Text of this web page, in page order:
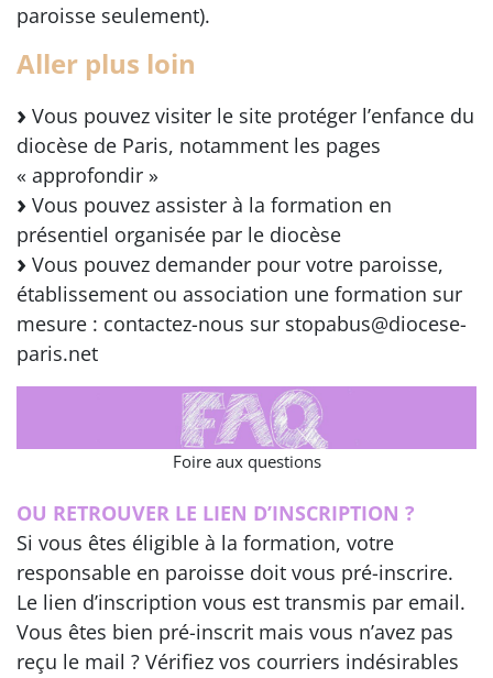
paroisse seulement).
Aller plus loin
Vous pouvez visiter le site protéger l’enfance du
diocèse de Paris, notamment les pages
« approfondir »
Vous pouvez assister à la formation en
présentiel organisée par le diocèse
Vous pouvez demander pour votre paroisse,
établissement ou association une formation sur
mesure : contactez-nous sur stopabus@diocese-
paris.net
Foire aux questions
OU RETROUVER LE LIEN D’INSCRIPTION ?
Si vous êtes éligible à la formation, votre
responsable en paroisse doit vous pré-inscrire.
Le lien d’inscription vous est transmis par email.
Vous êtes bien pré-inscrit mais vous n’avez pas
reçu le mail ? Vérifiez vos courriers indésirables